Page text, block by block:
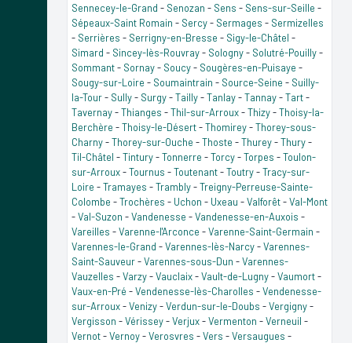
Sennecey-le-Grand - Senozan - Sens - Sens-sur-Seille -
Sépeaux-Saint Romain - Sercy- Sermages - Sermizelles
- Serrières - Serrigny-en-Bresse - Sigy-le-Châtel -
Simard - Sincey-lès-Rouvray- Sologny- Solutré-Pouilly-
Sommant- Sornay- Soucy- Sougères-en-Puisaye -
Sougy-sur-Loire - Soumaintrain - Source-Seine - Suilly-
la-Tour- Sully- Surgy-Tailly-Tanlay-Tannay-Tart-
Tavernay-Thianges -Thil-sur-Arroux-Thizy-Thoisy-la-
Berchère -Thoisy-le-Désert-Thomirey-Thorey-sous-
Charny-Thorey-sur-Ouche -Thoste -Thurey-Thury-
Til-Châtel -Tintury-Tonnerre -Torcy-Torpes -Toulon-
sur-Arroux-Tournus -Toutenant-Toutry-Tracy-sur-
Loire -Tramayes -Trambly-Treigny-Perreuse-Sainte-
Colombe -Trochères - Uchon - Uxeau -Valforêt-Val-Mont
-Val-Suzon -Vandenesse -Vandenesse-en-Auxois -
Vareilles -Varenne-l'Arconce -Varenne-Saint-Germain -
Varennes-le-Grand -Varennes-lès-Narcy-Varennes-
Saint-Sauveur-Varennes-sous-Dun -Varennes-
Vauzelles -Varzy-Vauclaix-Vault-de-Lugny-Vaumort-
Vaux-en-Pré -Vendenesse-lès-Charolles -Vendenesse-
sur-Arroux-Venizy-Verdun-sur-le-Doubs -Vergigny-
Vergisson -Vérissey-Verjux-Vermenton -Verneuil -
Vernot-Vernoy-Verosvres -Vers -Versaugues -